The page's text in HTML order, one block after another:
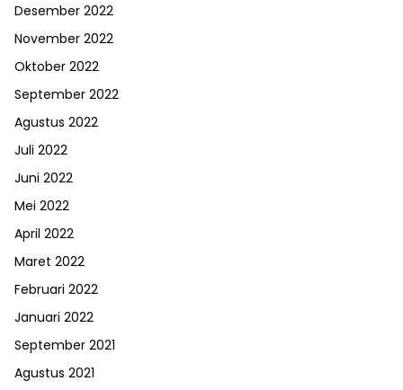
Desember 2022
November 2022
Oktober 2022
September 2022
Agustus 2022
Juli 2022
Juni 2022
Mei 2022
April 2022
Maret 2022
Februari 2022
Januari 2022
September 2021
Agustus 2021